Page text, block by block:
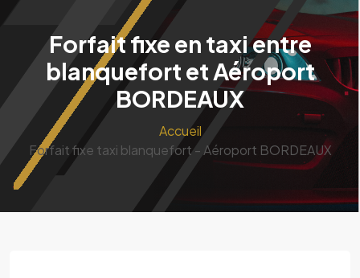
Forfait fixe en taxi entre
blanquefort et Aéroport
BORDEAUX
Accueil
Forfait fixe taxi blanquefort - Aéroport BORDEAUX